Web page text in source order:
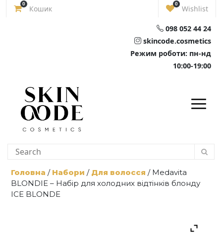
Skip
0
Кошик
0
Wishlist
098 052 44 24
skincode.cosmetics
Режим роботи: пн-нд
10:00-19:00
Головна / Набори / Для волосся / Medavita
BLONDIE – Набір для холодних відтінків блонду
ICE BLONDE